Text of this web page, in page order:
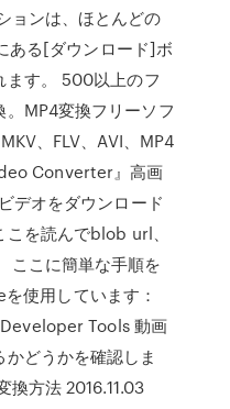
ョンは、ほとんどの
ある[ダウンロード]ボ
ます。 500以上のフ
MP4変換フリーソフ
、FLV、AVI、MP4
Converter』高画
デオをダウンロード
を読んでblob url、
ここに簡単な手順を
使用しています：
Tools 動画
どうかを確認しま
換方法 2016.11.03